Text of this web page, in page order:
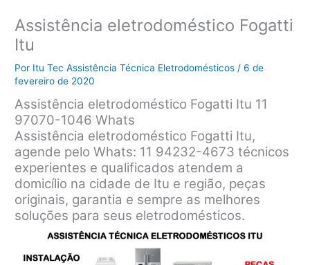
Assistência eletrodoméstico Fogatti
Itu
Por Itu Tec Assistência Técnica Eletrodomésticos /6 de
fevereiro de 2020
Assistência eletrodoméstico Fogatti Itu 11
97070-1046 Whats
Assistência eletrodoméstico Fogatti Itu,
agende pelo Whats: 11 94232-4673 técnicos
experientes e qualificados atendem a
domicílio na cidade de Itu e região, peças
originais, garantia e sempre as melhores
soluções para seus eletrodomésticos.